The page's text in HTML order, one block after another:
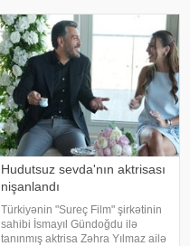
söz ifad
Hudutsuz sevda'nın aktrisası
nişanlandı
Türkiyənin "Sureç Film" şirkətinin
sahibi İsmayıl Gündoğdu ilə
tanınmış aktrisa Zəhra Yılmaz ailə